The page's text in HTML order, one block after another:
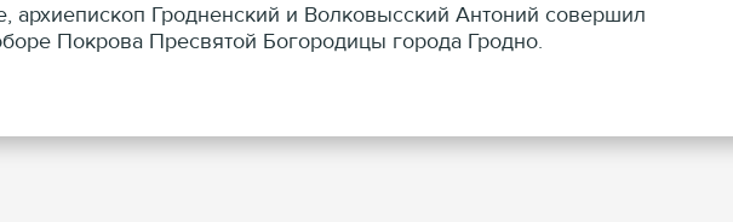
Гродненский и Волковысский Антоний совершил
Покрова Пресвятой Богородицы города Гродно.